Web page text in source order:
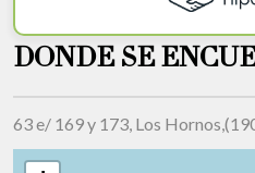
DONDE SE
63 e/ 169 y 173, Los